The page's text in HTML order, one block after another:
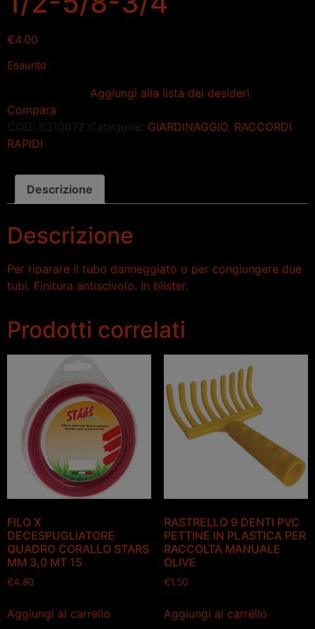
€4.00
Esaurito
Aggiungi alla lista dei desideri
Compara
COD: 6310672 Categorie: GIARDINAGGIO RACCORDI
RAPIDI
Descrizione
Descrizione
Per riparare il tubo danneggiato o per congiungere due
tubi. Finitura antiscivolo. In blister.
Prodotti correlati
FILO X
DECESPUGLIATORE
QUADRO CORALLO STARS
MM 3,0 MT 15
€4.80
Aggiungi al carrello
RASTRELLO 9 DENTI PVC
PETTINE IN PLASTICA PER
RACCOLTA MANUALE
OLIVE
€1.50
Aggiungi al carrello